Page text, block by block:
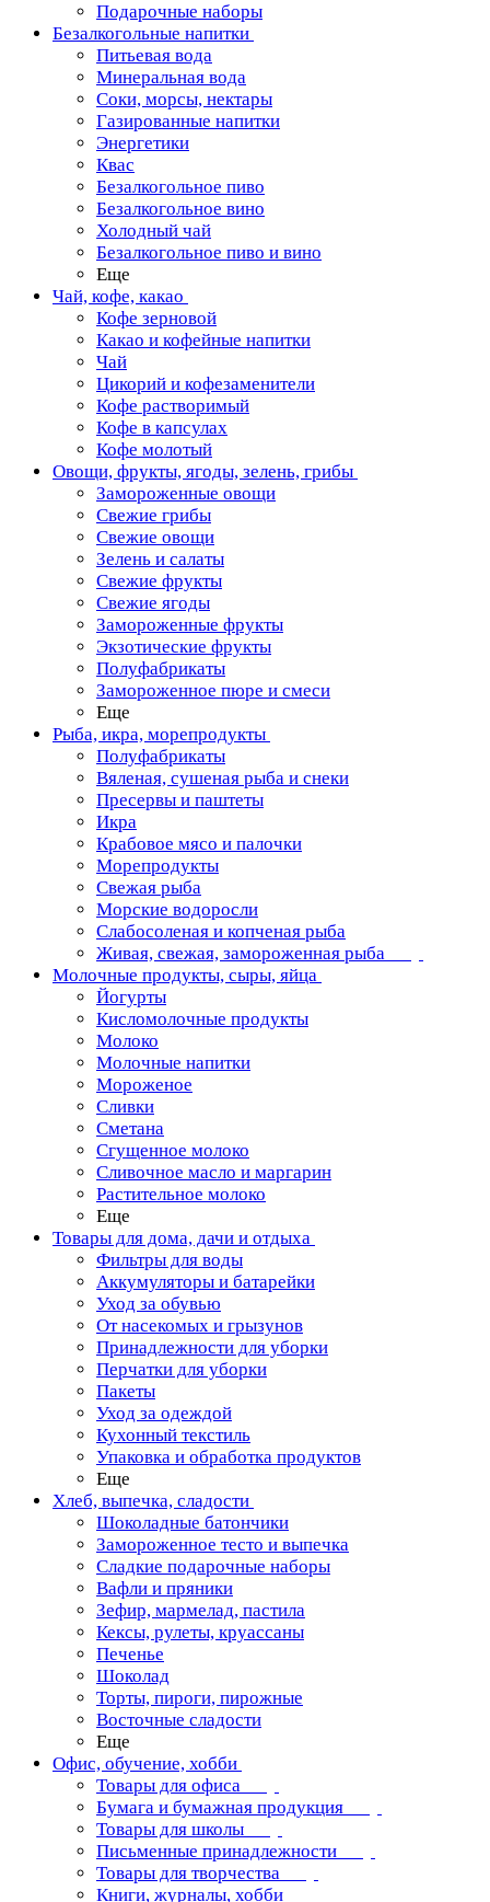
Подарочные наборы
Безалкогольные напитки
Питьевая вода
Минеральная вода
Соки, морсы, нектары
Газированные напитки
Энергетики
Квас
Безалкогольное пиво
Безалкогольное вино
Холодный чай
Безалкогольное пиво и вино
Еще
Чай, кофе, какао
Кофе зерновой
Какао и кофейные напитки
Чай
Цикорий и кофезаменители
Кофе растворимый
Кофе в капсулах
Кофе молотый
Овощи, фрукты, ягоды, зелень, грибы
Замороженные овощи
Свежие грибы
Свежие овощи
Зелень и салаты
Свежие фрукты
Свежие ягоды
Замороженные фрукты
Экзотические фрукты
Полуфабрикаты
Замороженное пюре и смеси
Еще
Рыба, икра, морепродукты
Полуфабрикаты
Вяленая, сушеная рыба и снеки
Пресервы и паштеты
Икра
Крабовое мясо и палочки
Морепродукты
Свежая рыба
Морские водоросли
Слабосоленая и копченая рыба
Живая, свежая, замороженная рыба
Молочные продукты, сыры, яйца
Йогурты
Кисломолочные продукты
Молоко
Молочные напитки
Мороженое
Сливки
Сметана
Сгущенное молоко
Сливочное масло и маргарин
Растительное молоко
Еще
Товары для дома, дачи и отдыха
Фильтры для воды
Аккумуляторы и батарейки
Уход за обувью
От насекомых и грызунов
Принадлежности для уборки
Перчатки для уборки
Пакеты
Уход за одеждой
Кухонный текстиль
Упаковка и обработка продуктов
Еще
Хлеб, выпечка, сладости
Шоколадные батончики
Замороженное тесто и выпечка
Сладкие подарочные наборы
Вафли и пряники
Зефир, мармелад, пастила
Кексы, рулеты, круассаны
Печенье
Шоколад
Торты, пироги, пирожные
Восточные сладости
Еще
Офис, обучение, хобби
Товары для офиса
Бумага и бумажная продукция
Товары для школы
Письменные принадлежности
Товары для творчества
Книги, журналы, хобби